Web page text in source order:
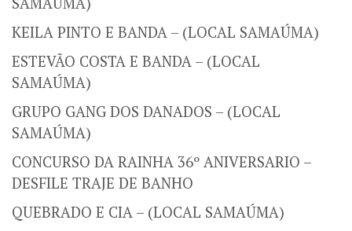
KEILA PINTO E BANDA – (LOCAL SAMAÚMA)
ESTEVÃO COSTA E BANDA – (LOCAL
SAMAÚMA)
GRUPO GANG DOS DANADOS – (LOCAL
SAMAÚMA)
CONCURSO DA RAINHA 36º ANIVERSARIO –
DESFILE TRAJE DE BANHO
QUEBRADO E CIA – (LOCAL SAMAÚMA)